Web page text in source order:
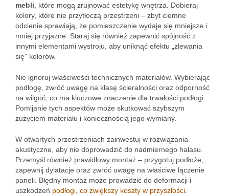
mebli , które mogą zrujnować estetykę wnętrza. Dobieraj
kolory, które nie przytłoczą przestrzeni – zbyt ciemne
odcienie sprawiają, że pomieszczenie wydaje się mniejsze i
mniej przyjazne. Staraj się również zapewnić spójność z
innymi elementami wystroju, aby uniknąć efektu „zlewania
się” kolorów.
Nie ignoruj właściwości technicznych materiałów. Wybierając
podłogę, zwróć uwagę na klasę ścieralności oraz odporność
na wilgoć, co ma kluczowe znaczenie dla trwałości podłogi.
Pomijanie tych aspektów może skutkować szybszym
zużyciem materiału i koniecznością jego wymiany.
W otwartych przestrzeniach zainwestuj w rozwiązania
akustyczne, aby nie doprowadzić do nadmiernego hałasu.
Przemyśl również prawidłowy montaż – przygotuj podłoże,
zapewnij dylatacje oraz zwróć uwagę na właściwe łączenie
paneli. Błędny montaż może prowadzić do deformacji i
uszkodzeń podłogi, co zwiększy koszty w przyszłości